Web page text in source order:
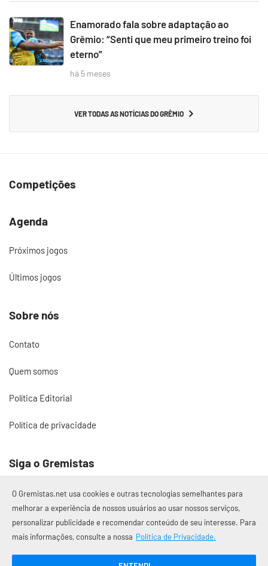
Enamorado fala sobre adaptação ao
Grêmio: “Senti que meu primeiro treino foi
eterno”
há 5 meses
VER TODAS AS NOTÍCIAS DO GRÊMIO
Competições
Agenda
Próximos jogos
Últimos jogos
Sobre nós
Contato
Quem somos
Política Editorial
Política de privacidade
Siga o Gremistas
© 2017 – 2026 Gremistas.net
Gremistas.net — Porto Alegre/RS
O Gremistas.net usa cookies e outras tecnologias semelhantes para
melhorar a experiência de nossos usuários ao usar nossos serviços,
personalizar publicidade e recomendar conteúdo de seu interesse. Para
mais informações, consulte a nossa Política de Privacidade.